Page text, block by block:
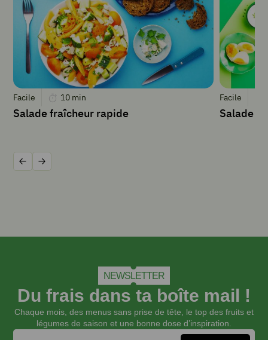
morceaux.
Les
déposer
dans
une
casserole
avec
cuillère
d’eau
et
pendant
minutes.
Mixer
jusqu’à
l’obtentiond’une
Facile 10 min
Salade fraîcheur rapide
Facile
Salade
Précédent
Suivant
NEWSLETTER
Du frais dans ta boîte mail !
Chaque mois, des menus sans prise de tête, le top des fruits et
légumes de saison et une bonne dose d’inspiration.